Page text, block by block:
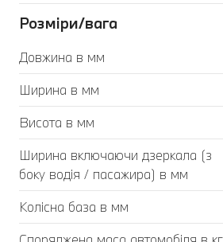
Розміри/вага
Довжина в мм
Ширина в мм
Висота в мм
Ширина включаючи дзеркала (з
боку водія / пасажира) в мм
Колісна база в мм